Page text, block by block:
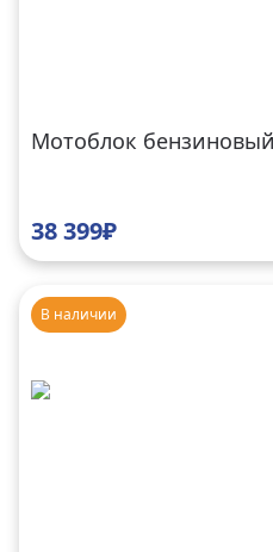
Мотоблок
38 399₽
В наличии